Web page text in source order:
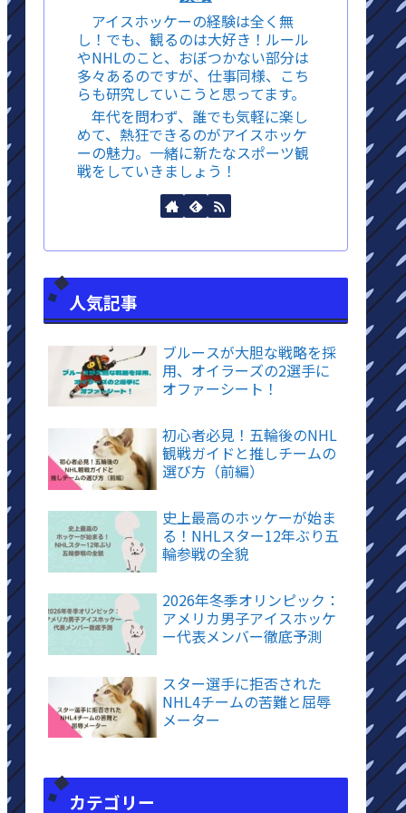
アイスホッケーの経験は全く無
し！でも、観るのは大好き！ルール
やNHLのこと、おぼつかない部分は
多々あるのですが、仕事同様、こち
らも研究していこうと思ってます。
年代を問わず、誰でも気軽に楽し
めて、熱狂できるのがアイスホッケ
ーの魅力。一緒に新たなスポーツ観
戦をしていきましょう！
人気記事
ブルースが大胆な戦略を採
用、オイラーズの2選手に
オファーシート！
初心者必見！五輪後のNHL
観戦ガイドと推しチームの
選び方（前編）
史上最高のホッケーが始ま
る！NHLスター12年ぶり五
輪参戦の全貌
2026年冬季オリンピック：
アメリカ男子アイスホッケ
ー代表メンバー徹底予測
スター選手に拒否された
NHL4チームの苦難と屈辱
メーター
カテゴリー